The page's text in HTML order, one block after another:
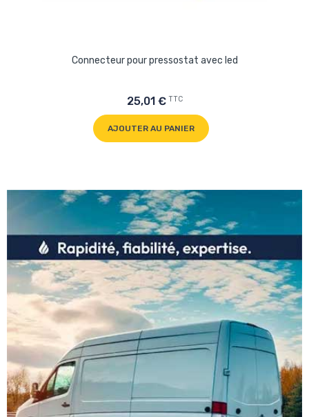
Connecteur pour pressostat avec led
25,01 € TTC
AJOUTER AU PANIER